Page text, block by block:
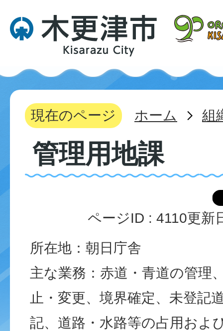
現在のページ ホーム 組
管理用地課
ページID : 4110更新
所在地：朝日庁舎
主な業務：赤道・青道の管理
止・変更、境界確定、未登記
記、道路・水路等の占用およ